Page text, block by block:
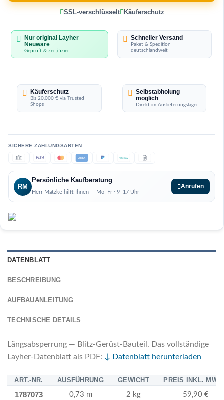
SSL-verschlüsselt Käuferschutz
Nur original Layher
Neuware
Geprüft & zertifiziert
Schneller Versand
Paket & Spedition
deutschlandweit
Käuferschutz
Bis 20.000 € via Trusted
Shops
Selbstabholung
möglich
Direkt im Auslieferungslager
VISA AMEX ratepay
RM
Persönliche Kaufberatung
Herr Matzke hilft Ihnen — Mo–Fr · 9–17 Uhr
Anrufen
DATENBLATT
BESCHREIBUNG
AUFBAUANLEITUNG
TECHNISCHE DETAILS
Längsabsperrung — Blitz-Gerüst-Bauteil. Das vollständige
Layher-Datenblatt als PDF: ↓ Datenblatt herunterladen
ART.-NR. AUSFÜHRUNG GEWICHT PREIS INKL.
1787073 0,73 m 2 kg 59,90 €